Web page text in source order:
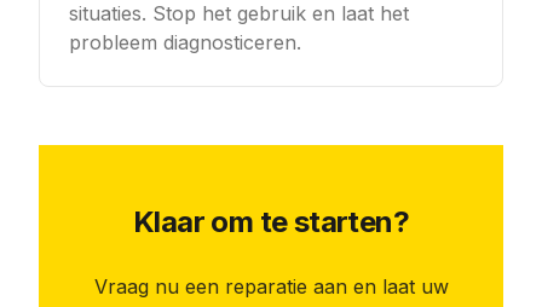
situaties. Stop het gebruik en laat het
probleem diagnosticeren.
Klaar om te starten?
Vraag nu een reparatie aan en laat uw